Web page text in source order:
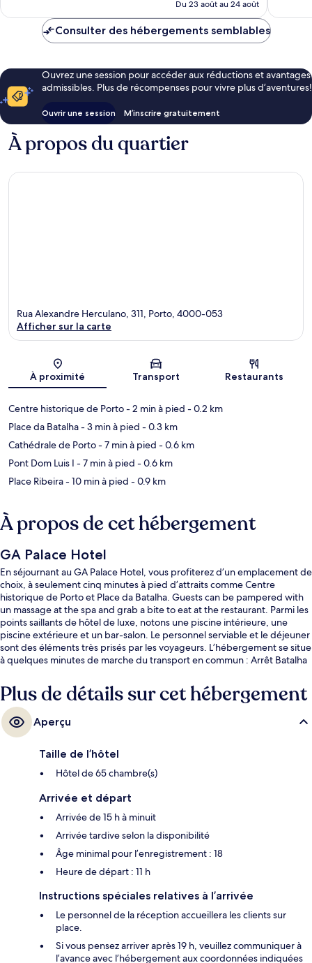
de
287 $ CA
Du 23 août au 24 août
Consulter des hébergements semblables
Ouvrez une session pour accéder aux réductions et avantages
admissibles. Plus de récompenses pour vivre plus d’aventures!
Ouvrir une session M’inscrire gratuitement
À propos du quartier
Carte
Rua Alexandre Herculano, 311, Porto, 4000-053
Afficher sur la carte
À proximité Transport Restaurants
Centre historique de Porto- 2 min à pied - 0.2 km
Place da Batalha- 3 min à pied - 0.3 km
Cathédrale de Porto- 7 min à pied - 0.6 km
Pont Dom Luis I - 7 min à pied - 0.6 km
Place Ribeira- 10 min à pied - 0.9 km
À propos de cet hébergement
GA Palace Hotel
En séjournant au GA Palace Hotel, vous profiterez d’un emplacement de
choix, à seulement cinq minutes à pied d’attraits comme Centre
historique de Porto et Place da Batalha. Guests can be pampered with
un massage at the spa and grab a bite to eat at the restaurant. Parmi les
points saillants de hôtel de luxe, notons une piscine intérieure, une
piscine extérieure et un bar-salon. Le personnel serviable et le déjeuner
sont des éléments très prisés par les voyageurs. L’hébergement se situe
à quelques minutes de marche du transport en commun : Arrêt Batalha
Plus de détails sur cet hébergement
Aperçu
Taille de l’hôtel
Hôtel de 65 chambre(s)
Arrivée et départ
Arrivée de 15 h à minuit
Arrivée tardive selon la disponibilité
Âge minimal pour l’enregistrement : 18
Heure de départ : 11 h
Instructions spéciales relatives à l’arrivée
Le personnel de la réception accueillera les clients sur
place.
Si vous pensez arriver après 19 h, veuillez communiquer à
l’avance avec l’hébergement aux coordonnées indiquées